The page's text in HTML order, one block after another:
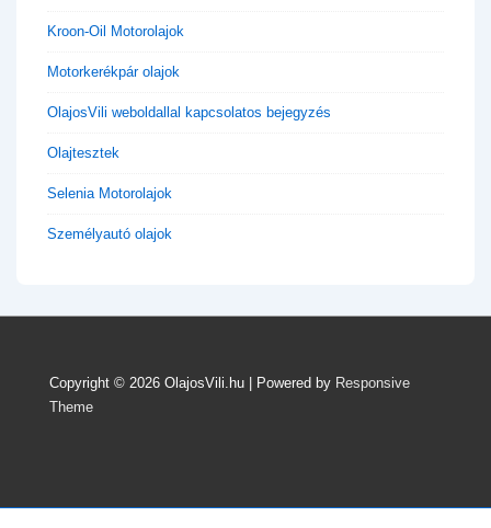
Kroon-Oil Motorolajok
Motorkerékpár olajok
OlajosVili weboldallal kapcsolatos bejegyzés
Olajtesztek
Selenia Motorolajok
Személyautó olajok
Copyright © 2026 OlajosVili.hu | Powered by Responsive
Theme